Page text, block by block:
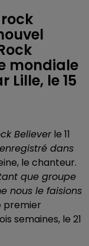
mondiale
Lille, le 15
Believer le 11
dans
le chanteur.
que groupe
nous le faisions
premier
semaines, le 21